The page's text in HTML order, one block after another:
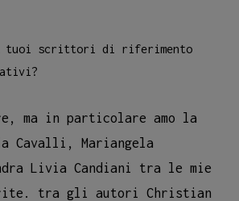
i tuoi scrittori di riferimento
ma in particolare amo la
Cavalli, Mariangela
Livia Candiani tra le mie
tra gli autori Christian